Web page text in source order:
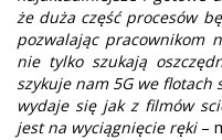
że duża część procesów
pozwalając pracownikom
nie tylko szukają
szykuje nam 5G we flotach
wydaje się jak z filmów
jest na wyciągnięcie ręki–